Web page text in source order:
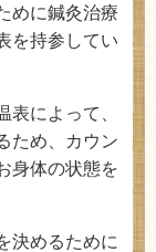
めに鍼灸治療
を持参してい
によって、
ため、カウン
身体の状態を
決めるために